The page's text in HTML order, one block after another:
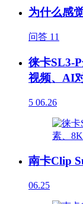
为什么感
问答 11
徕卡SL3-
视频、AI
5 06.26
南卡Clip
06.25